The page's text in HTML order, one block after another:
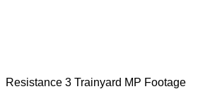
Resistance 3 Trainyard MP Footage